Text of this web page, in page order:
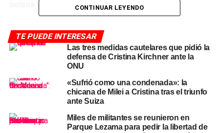
bolsos y valijas, eso yo no lo dije».
Qué dijo en 2018 y qué dijo hoy
En agosto de 2018, durante la instrucción a cargo del
entonces juez federalClaudio Bonadioy el fiscal Carlos
exsecretario privado de Néstor Kirchner— concurría al
departamento entre 2007 y 2010 acompañado de
bolsos y valijas con una frecuencia semanal o
CONTINUAR LEYENDO
TE PUEDE INTERESAR
Las tres medidas cautelares que pidió la
defensa de Cristina Kirchner ante la
ONU
«Sufrió como una condenada»: la
chicana de Milei a Cristina tras el triunfo
ante Suiza
Miles de militantes se reunieron en
Parque Lezama para pedir la libertad de